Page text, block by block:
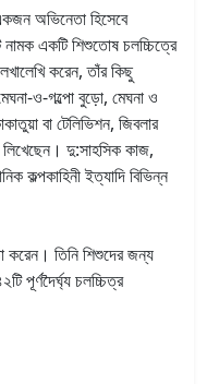
অভিনেতা হিসেবে
নামক একটি শিশুতোষ চলচ্চিত্রে
করেন, তাঁর কিছু
ও-গল্পো বুড়ো, মেঘনা ও
বা টেলিভিশন, জিবলার
লিখেছেন। দু:সাহসিক কাজ,
কল্পকাহিনী ইত্যাদি বিভিন্ন
করেন। তিনি শিশুদের জন্য
পূর্ণদৈর্ঘ্য চলচ্চিত্র